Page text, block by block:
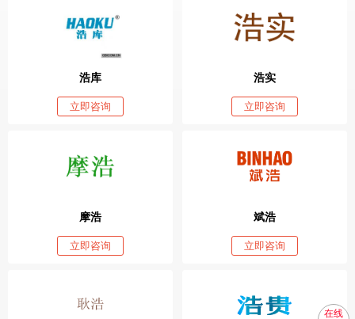
浩库
立即咨询
浩实
立即咨询
摩浩
立即咨询
斌浩
立即咨询
在线